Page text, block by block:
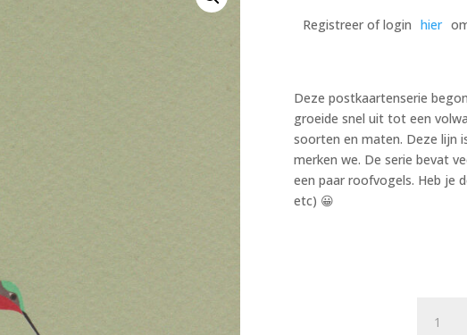
Registreer of login hier
Deze postkaartenserie
groeide snel uit tot een
soorten en maten. Deze lijn
merken we. De serie bevat
een paar roofvogels. Heb je
etc) 😀